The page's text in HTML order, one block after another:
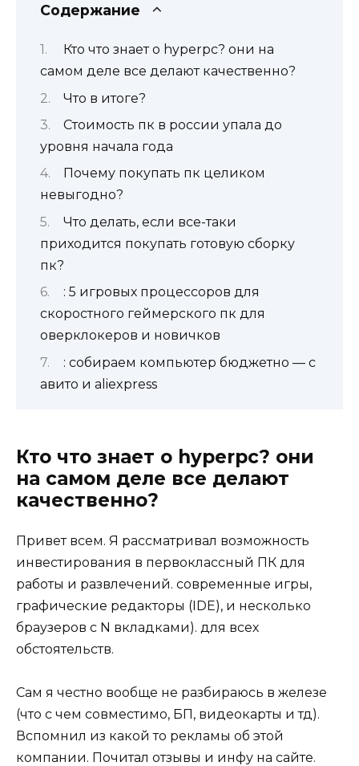
Содержание
Кто что знает о hyperpc? они на
самом деле все делают качественно?
Что в итоге?
Стоимость пк в россии упала до
уровня начала года
Почему покупать пк целиком
невыгодно?
Что делать, если все-таки
приходится покупать готовую сборку
пк?
: 5 игровых процессоров для
скоростного геймерского пк для
оверклокеров и новичков
: собираем компьютер бюджетно — с
авито и aliexpress
Кто что знает о hyperpc? они
на самом деле все делают
качественно?
Привет всем. Я рассматривал возможность
инвестирования в первоклассный ПК для
работы и развлечений. современные игры,
графические редакторы (IDE), и несколько
браузеров с N вкладками). для всех
обстоятельств.
Сам я честно вообще не разбираюсь в железе
(что с чем совместимо, БП, видеокарты и тд).
Вспомнил из какой то рекламы об этой
компании. Почитал отзывы и инфу на сайте.